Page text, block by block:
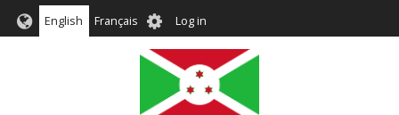
English Français User
account
menu
Log in